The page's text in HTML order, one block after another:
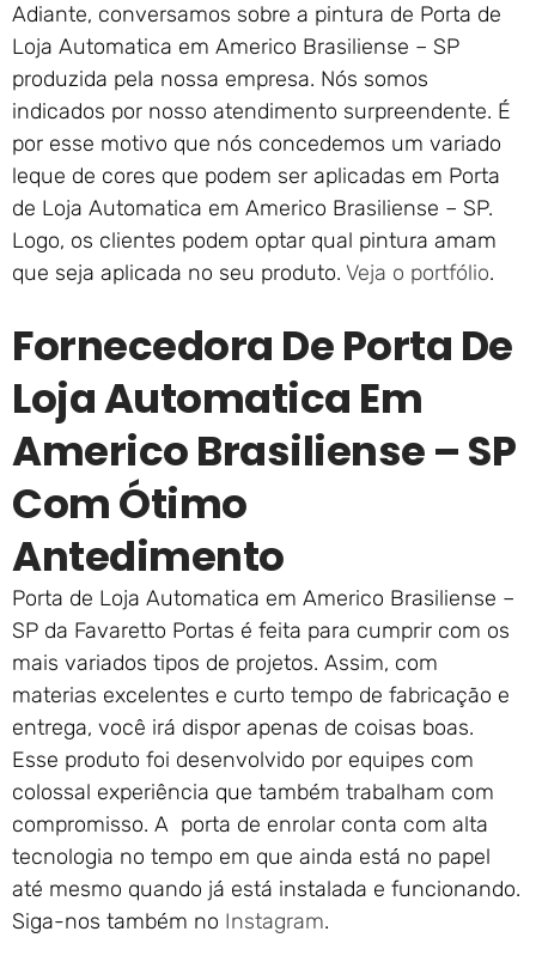
Adiante, conversamos sobre a pintura de Porta de
Loja Automatica em Americo Brasiliense – SP
produzida pela nossa empresa. Nós somos
indicados por nosso atendimento surpreendente. É
por esse motivo que nós concedemos um variado
leque de cores que podem ser aplicadas em Porta
de Loja Automatica em Americo Brasiliense – SP.
Logo, os clientes podem optar qual pintura amam
que seja aplicada no seu produto. Veja o portfólio.
Fornecedora De Porta De
Loja Automatica Em
Americo Brasiliense – SP
Com Ótimo
Antedimento
Porta de Loja Automatica em Americo Brasiliense –
SP da Favaretto Portas é feita para cumprir com os
mais variados tipos de projetos. Assim, com
materias excelentes e curto tempo de fabricação e
entrega, você irá dispor apenas de coisas boas.
Esse produto foi desenvolvido por equipes com
colossal experiência que também trabalham com
compromisso. A porta de enrolar conta com alta
tecnologia no tempo em que ainda está no papel
até mesmo quando já está instalada e funcionando.
Siga-nos também no Instagram.